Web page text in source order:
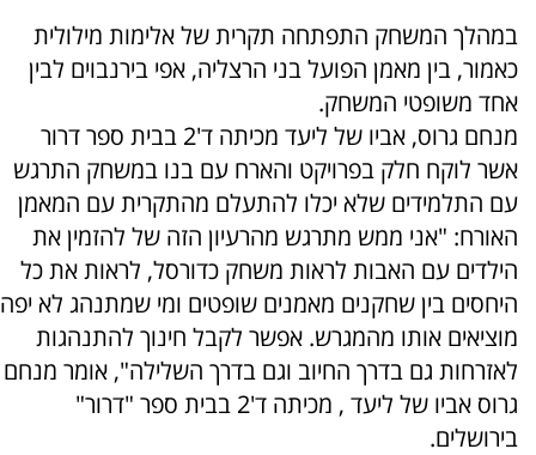
במהלך המשחק התפתחה תקרית של אלימות מילולית
כאמור, בין מאמן הפועל בני הרצליה, אפי בירנבוים לבין
אחד משופטי המשחק.
מנחם גרוס, אביו של ליעד מכיתה ד'2 בבית ספר דרור
אשר לוקח חלק בפרויקט והארח עם בנו במשחק התרגש
עם התלמידים שלא יכלו להתעלם מהתקרית עם המאמן
האורח: "אני ממש מתרגש מהרעיון הזה של להזמין את
הילדים עם האבות לראות משחק כדורסל, לראות את כל
היחסים בין שחקנים מאמנים שופטים ומי שמתנהג לא יפה
מוציאים אותו מהמגרש. אפשר לקבל חינוך להתנהגות
לאזרחות גם בדרך החיוב וגם בדרך השלילה", אומר מנחם
גרוס אביו של ליעד , מכיתה ד'2 בבית ספר "דרור"
בירושלים.